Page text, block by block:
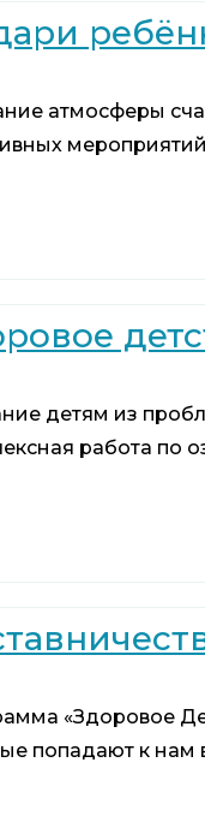
атмосферы
мероприятий
детям из
работа по
«Здоровое
попадают к нам